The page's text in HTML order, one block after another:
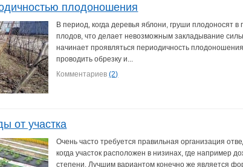
плодоношения
В период, когда деревья яблони, груши плодоносят
плодов, что делает невозможным закладывание
начинает проявляться периодичность
проводить обрезку и...
Комментариев(2)
от участка
Очень часто требуется правильная организация
когда участок расположен в низинах, где например
степени. Лучшим вариантом конечно же является